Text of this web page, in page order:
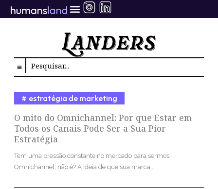
para
Search
O mito do Omnichannel: Por que Estar em
Todos os Canais Pode Ser a Sua Pior
Estratégia
estratégia de marketing
Tem uma pressão constante no mercado para sermos
Omnichannel, não é? A ideia de que sua marca...